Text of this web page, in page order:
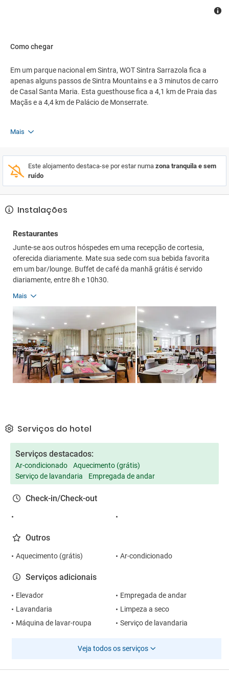
Como chegar
Em um parque nacional em Sintra, WOT Sintra Sarrazola fica a
apenas alguns passos de Sintra Mountains e a 3 minutos de carro
de Casal Santa Maria. Esta guesthouse fica a 4,1 km de Praia das
Maçãs e a 4,4 km de Palácio de Monserrate.
Mais
Este alojamento destaca-se por estar numa zona tranquila e sem
ruído
Instalações
Restaurantes
Junte-se aos outros hóspedes em uma recepção de cortesia,
oferecida diariamente. Mate sua sede com sua bebida favorita
em um bar/lounge. Buffet de café da manhã grátis é servido
diariamente, entre 8h e 10h30.
Mais
Serviços do hotel
Serviços destacados:
Ar-condicionado
Aquecimento (grátis)
Serviço de lavandaria
Empregada de andar
Check-in/Check-out
Outros
Aquecimento (grátis) Ar-condicionado
Serviços adicionais
Elevador
Empregada de andar
Lavandaria
Limpeza a seco
Máquina de lavar-roupa
Serviço de lavandaria
Veja todos os serviços